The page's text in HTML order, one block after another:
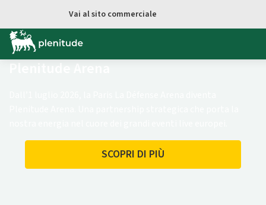
Vai al contenuto principale
Vai al sito commerciale
Plenitude Arena
SCOPRI DI PIÙ